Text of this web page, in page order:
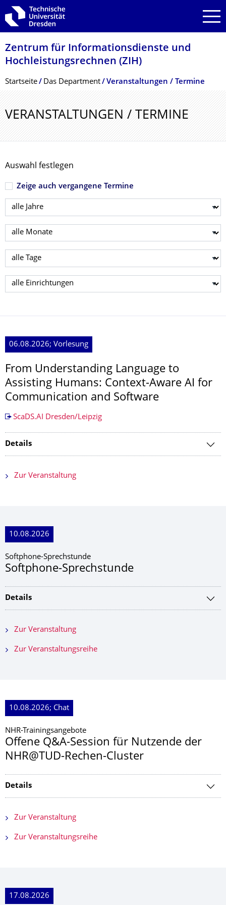
Zur Hauptnavigation springen
Zur Suche springen
Zum Inhalt springen
Zentrum für Informations­dienste und
Hochleistungs­rechnen (ZIH)
Breadcrumb-Menü
Startseite Das Department Veranstaltungen / Termine
VERANSTALTUNGEN / TERMINE
Auswahl festlegen
Zeige auch vergangene Termine
Jahr wählen
Monat wählen
Tag wählen
Einrichtung wählen
06.08.2026; Vorlesung
From Understanding Language to
Assisting Humans: Context-Aware AI for
Communication and Software
ScaDS.AI Dresden/Leipzig
Details
Zur Veranstaltung
10.08.2026
Softphone-Sprechstunde
Softphone-Sprechstunde
Details
Zur Veranstaltung
Zur Veranstaltungsreihe
10.08.2026; Chat
NHR-Trainingsangebote
Offene Q&A-Session für Nutzende der
NHR@TUD-Rechen-Cluster
Details
Zur Veranstaltung
Zur Veranstaltungsreihe
17.08.2026